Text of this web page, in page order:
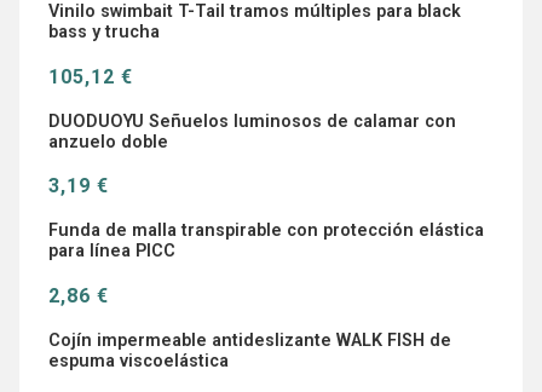
Vinilo swimbait T-Tail tramos múltiples para black
bass y trucha
105,12 €
DUODUOYU Señuelos luminosos de calamar con
anzuelo doble
3,19 €
Funda de malla transpirable con protección elástica
para línea PICC
2,86 €
Cojín impermeable antideslizante WALK FISH de
espuma viscoelástica